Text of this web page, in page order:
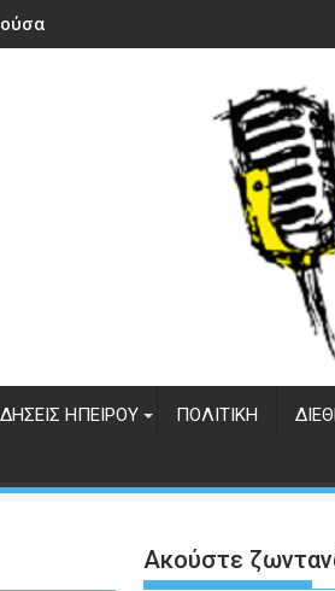
ΗΠΕΊΡΟΥ ΠΟΛΙΤΙΚΉ
Ακούστε